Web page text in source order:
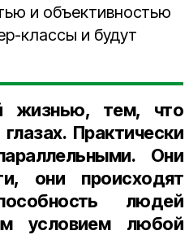
и объективностью
классы и будут
жизнью, тем, что
Практически
Они
они происходят
людей
условием любой